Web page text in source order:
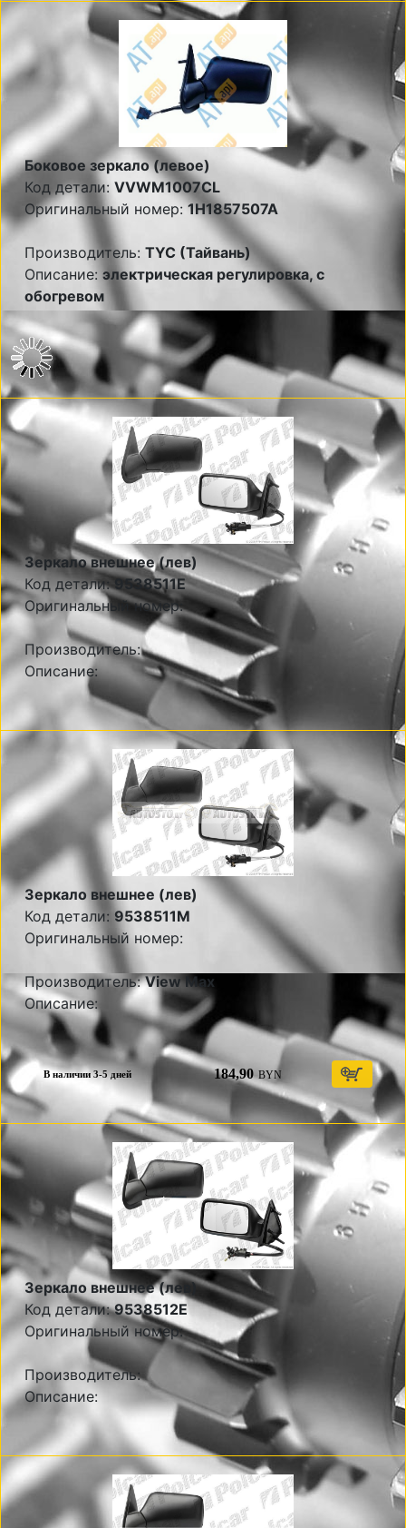
Боковое зеркало (левое)
Код детали: VVWM1007CL
Оригинальный номер:1H1857507A
Производитель: TYC (Тайвань)
Описание: электрическая регулировка, с
обогревом
Зеркало внешнее (лев)
Код детали:9538511E
Оригинальный номер:
Производитель:
Описание:
Зеркало внешнее (лев)
Код детали: 9538511M
Оригинальный номер:
Производитель:View Max
Описание:
В наличии 3-5 дней 184,90 BYN
Зеркало внешнее (лев)
Код детали:9538512E
Оригинальный номер:
Производитель:
Описание: